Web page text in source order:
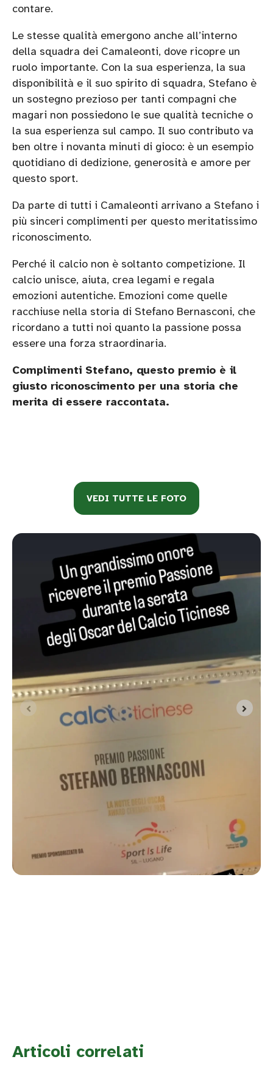
contare.
Le stesse qualità emergono anche all’interno
della squadra dei Camaleonti, dove ricopre un
ruolo importante. Con la sua esperienza, la sua
disponibilità e il suo spirito di squadra, Stefano è
un sostegno prezioso per tanti compagni che
magari non possiedono le sue qualità tecniche o
la sua esperienza sul campo. Il suo contributo va
ben oltre i novanta minuti di gioco: è un esempio
quotidiano di dedizione, generosità e amore per
questo sport.
Da parte di tutti i Camaleonti arrivano a Stefano i
più sinceri complimenti per questo meritatissimo
riconoscimento.
Perché il calcio non è soltanto competizione. Il
calcio unisce, aiuta, crea legami e regala
emozioni autentiche. Emozioni come quelle
racchiuse nella storia di Stefano Bernasconi, che
ricordano a tutti noi quanto la passione possa
essere una forza straordinaria.
Complimenti Stefano, questo premio è il
giusto riconoscimento per una storia che
merita di essere raccontata.
VEDI TUTTE LE FOTO
Articoli correlati